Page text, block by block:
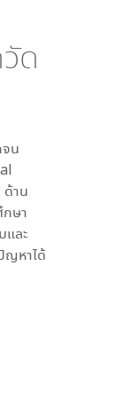
ด
น
ด้าน
ษา
และ
ญหาได้